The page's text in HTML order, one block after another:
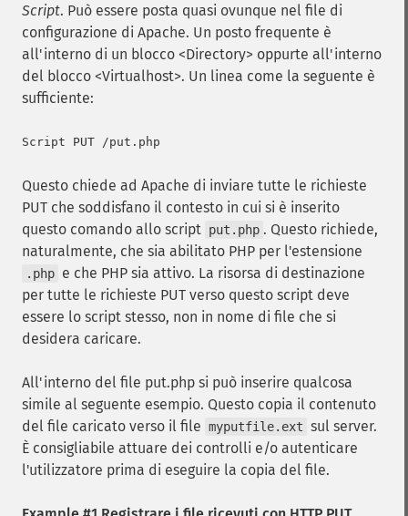
Script. Può essere posta quasi ovunque nel file di
configurazione di Apache. Un posto frequente è
all'interno di un blocco <Directory> oppurte all'interno
del blocco <Virtualhost>. Un linea come la seguente è
sufficiente:
Questo chiede ad Apache di inviare tutte le richieste
PUT che soddisfano il contesto in cui si è inserito
questo comando allo script put.php . Questo richiede,
naturalmente, che sia abilitato PHP per l'estensione
.php e che PHP sia attivo. La risorsa di destinazione
per tutte le richieste PUT verso questo script deve
essere lo script stesso, non in nome di file che si
desidera caricare.
All'interno del file put.php si può inserire qualcosa
simile al seguente esempio. Questo copia il contenuto
del file caricato verso il file myputfile.ext sul server.
È consigliabile attuare dei controlli e/o autenticare
l'utilizzatore prima di eseguire la copia del file.